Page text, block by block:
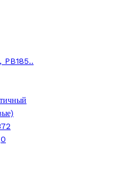
PB185..